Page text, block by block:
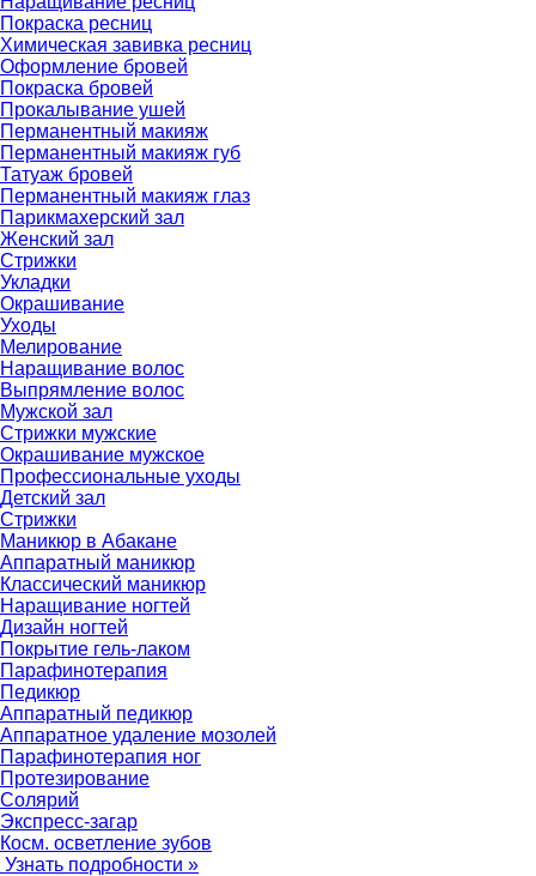
Покраска ресниц
Химическая завивка ресниц
Оформление бровей
Покраска бровей
Прокалывание ушей
Перманентный макияж
Перманентный макияж губ
Татуаж бровей
Перманентный макияж глаз
Парикмахерский зал
Женский зал
Стрижки
Укладки
Окрашивание
Уходы
Мелирование
Наращивание волос
Выпрямление волос
Мужской зал
Стрижки мужские
Окрашивание мужское
Профессиональные уходы
Детский зал
Стрижки
Маникюр в Абакане
Аппаратный маникюр
Классический маникюр
Наращивание ногтей
Дизайн ногтей
Покрытие гель-лаком
Парафинотерапия
Педикюр
Аппаратный педикюр
Аппаратное удаление мозолей
Парафинотерапия ног
Протезирование
Солярий
Экспресс-загар
Косм. осветление зубов
Узнать подробности »